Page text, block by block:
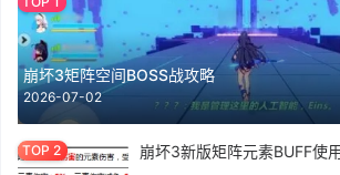
崩坏3矩阵空间BOSS战攻略
2026-07-02
崩坏3新版矩阵元素BUFF使